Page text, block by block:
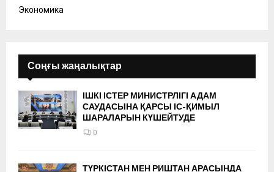
Экономика
Соңғы жаңалықтар
ІШКІ ІСТЕР МИНИСТРЛІГІ АДАМ
САУДАСЫНА ҚАРСЫ ІС-ҚИМЫЛ
ШАРАЛАРЫН КҮШЕЙТУДЕ
0
ТҮРКІСТАН МЕН РИШТАН АРАСЫНДА